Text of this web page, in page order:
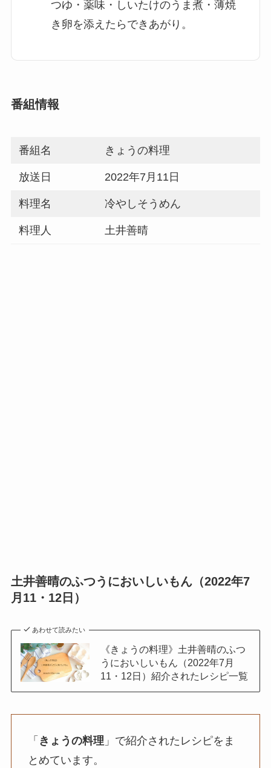
つゆ・薬味・しいたけのうま煮・薄焼
き卵を添えたらできあがり。
番組情報
番組名 きょうの料理
放送日 2022年7月11日
料理名 冷やしそうめん
料理人 土井善晴
土井善晴のふつうにおいしいもん（2022年7
月11・12日）
あわせて読みたい
《きょうの料理》土井善晴のふつ
うにおいしいもん（2022年7月
11・12日）紹介されたレシピ一覧
「 きょうの料理 」で紹介されたレシピをま
とめています。